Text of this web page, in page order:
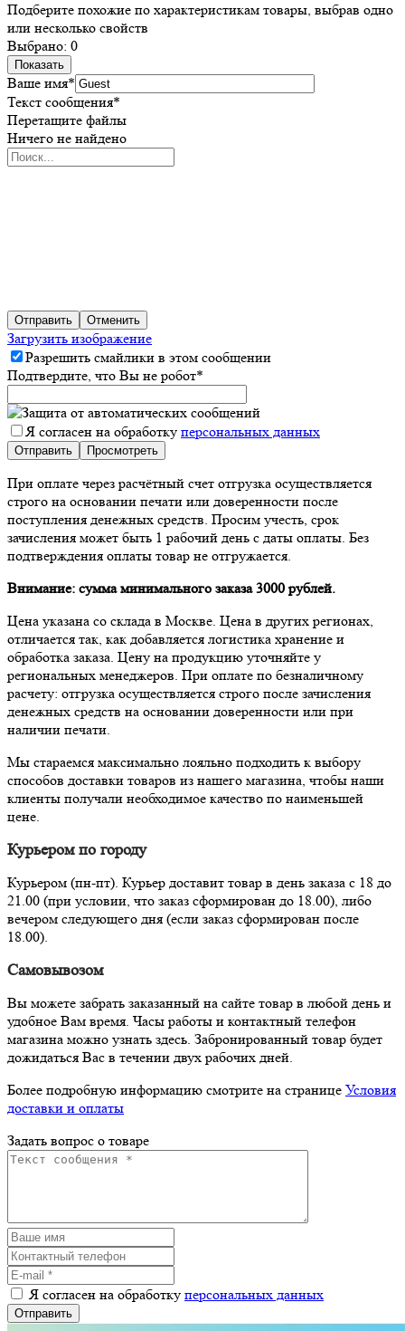
Подберите похожие по характеристикам товары, выбрав одно
или несколько свойств
Выбрано: 0
Показать
Ваше имя*
Текст сообщения*
Перетащите файлы
Ничего не найдено
Отправить Отменить
Загрузить изображение
Разрешить смайлики в этом сообщении
Подтвердите, что Вы не робот*
Я согласен на обработку персональных данных
При оплате через расчётный счет отгрузка осуществляется
строго на основании печати или доверенности после
поступления денежных средств. Просим учесть, срок
зачисления может быть 1 рабочий день с даты оплаты. Без
подтверждения оплаты товар не отгружается.
Внимание: сумма минимального заказа 3000 рублей.
Цена указана со склада в Москве. Цена в других регионах,
отличается так, как добавляется логистика хранение и
обработка заказа. Цену на продукцию уточняйте у
региональных менеджеров. При оплате по безналичному
расчету: отгрузка осуществляется строго после зачисления
денежных средств на основании доверенности или при
наличии печати.
Мы стараемся максимально лояльно подходить к выбору
способов доставки товаров из нашего магазина, чтобы наши
клиенты получали необходимое качество по наименьшей
цене.
Курьером по городу
Курьером (пн-пт). Курьер доставит товар в день заказа с 18 до
21.00 (при условии, что заказ сформирован до 18.00), либо
вечером следующего дня (если заказ сформирован после
18.00).
Самовывозом
Вы можете забрать заказанный на сайте товар в любой день и
удобное Вам время. Часы работы и контактный телефон
магазина можно узнать здесь. Забронированный товар будет
дожидаться Вас в течении двух рабочих дней.
Более подробную информацию смотрите на странице Условия
доставки и оплаты
Задать вопрос о товаре
Я согласен на обработку персональных данных
Отправить